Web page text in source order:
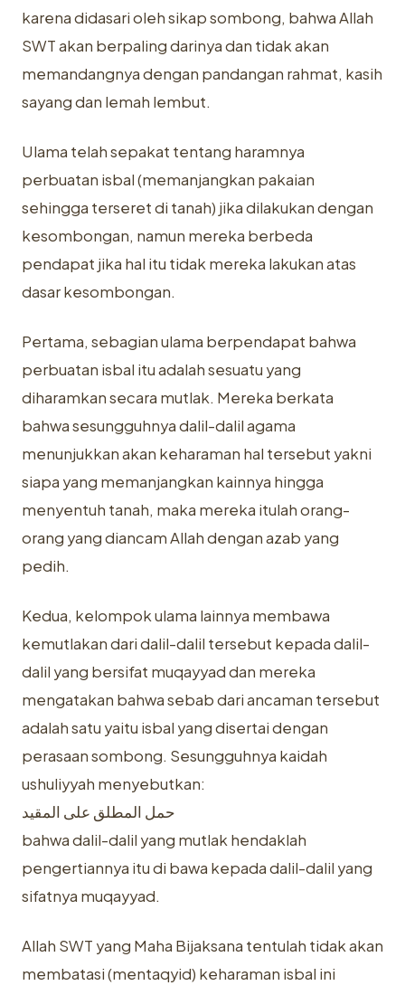
karena didasari oleh sikap sombong, bahwa Allah
SWT akan berpaling darinya dan tidak akan
memandangnya dengan pandangan rahmat, kasih
sayang dan lemah lembut.
Ulama telah sepakat tentang haramnya
perbuatan isbal (memanjangkan pakaian
sehingga terseret di tanah) jika dilakukan dengan
kesombongan, namun mereka berbeda
pendapat jika hal itu tidak mereka lakukan atas
dasar kesombongan.
Pertama, sebagian ulama berpendapat bahwa
perbuatan isbal itu adalah sesuatu yang
diharamkan secara mutlak. Mereka berkata
bahwa sesungguhnya dalil-dalil agama
menunjukkan akan keharaman hal tersebut yakni
siapa yang memanjangkan kainnya hingga
menyentuh tanah, maka mereka itulah orang-
orang yang diancam Allah dengan azab yang
pedih.
Kedua, kelompok ulama lainnya membawa
kemutlakan dari dalil-dalil tersebut kepada dalil-
dalil yang bersifat muqayyad dan mereka
mengatakan bahwa sebab dari ancaman tersebut
adalah satu yaitu isbal yang disertai dengan
perasaan sombong. Sesungguhnya kaidah
ushuliyyah menyebutkan:
حمل المطلق على المقيد
bahwa dalil-dalil yang mutlak hendaklah
pengertiannya itu di bawa kepada dalil-dalil yang
sifatnya muqayyad.
Allah SWT yang Maha Bijaksana tentulah tidak akan
membatasi (mentaqyid) keharaman isbal ini